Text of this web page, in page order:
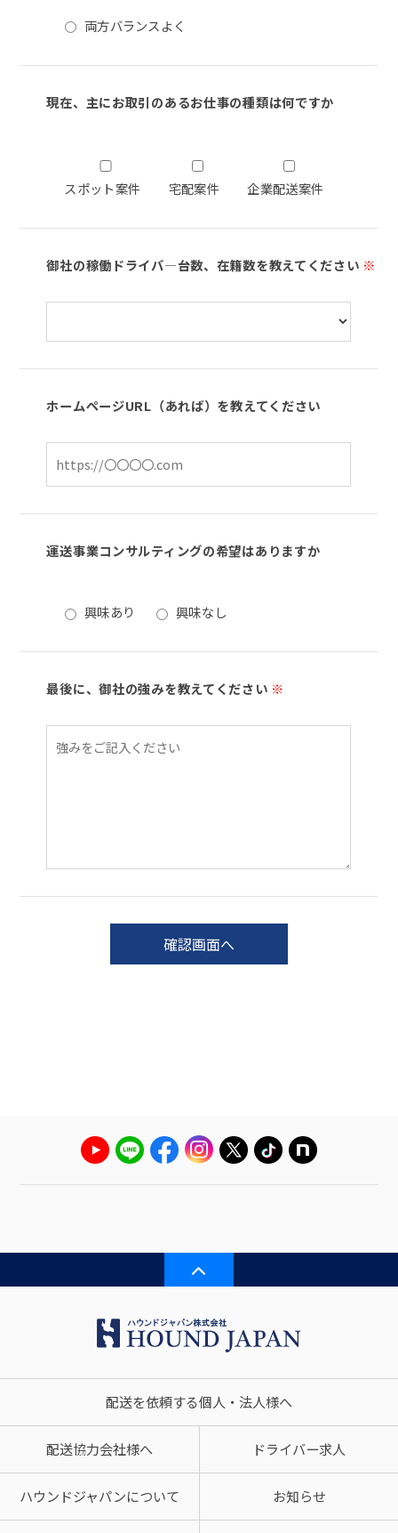
両方バランスよく
現在、主にお取引のあるお仕事の種類は何ですか
スポット案件 宅配案件 企業配送案件
御社の稼働ドライバ―台数、在籍数を教えてください ※
ホームページURL（あれば）を教えてください
運送事業コンサルティングの希望はありますか
興味あり 興味なし
最後に、御社の強みを教えてください ※
配送を依頼する個人・法人様へ
配送協力会社様へ ドライバー求人
ハウンドジャパンについて お知らせ